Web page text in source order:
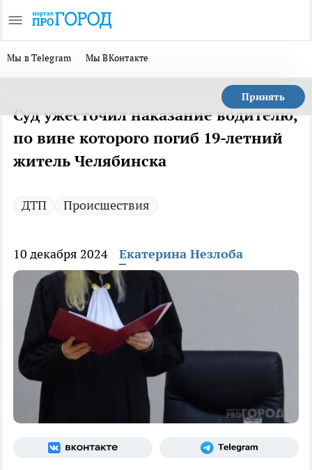
Мы в Telegram Мы ВКонтакте
Принять
Суд ужесточил наказание водителю,
по вине которого погиб 19-летний
житель Челябинска
ДТП Происшествия
10 декабря 2024 Екатерина Незлоба